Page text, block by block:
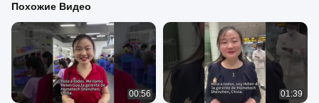
Похожие Видео
00:56
01:39